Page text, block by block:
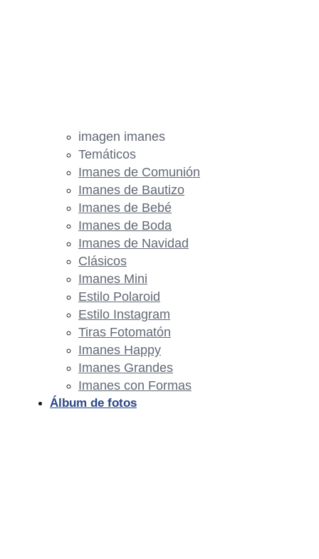
imagen imanes
Temáticos
Imanes de Comunión
Imanes de Bautizo
Imanes de Bebé
Imanes de Boda
Imanes de Navidad
Clásicos
Imanes Mini
Estilo Polaroid
Estilo Instagram
Tiras Fotomatón
Imanes Happy
Imanes Grandes
Imanes con Formas
Álbum de fotos